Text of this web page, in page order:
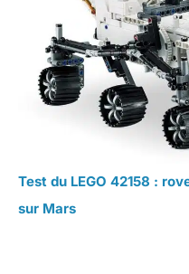
Test du LEGO 42158 :
sur Mars